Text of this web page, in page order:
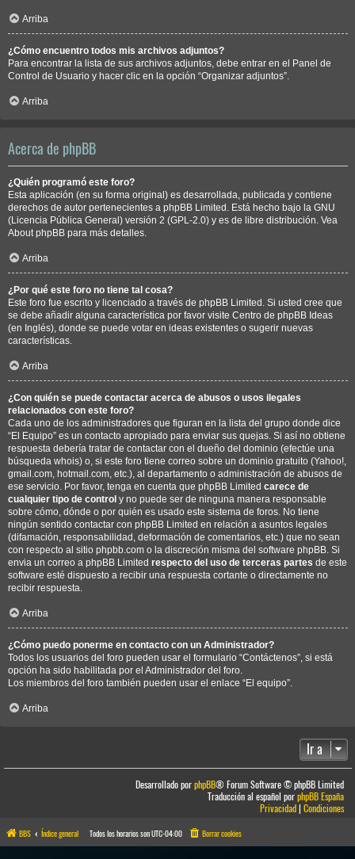
Arriba
¿Cómo encuentro todos mis archivos adjuntos?
Para encontrar la lista de sus archivos adjuntos, debe entrar en el Panel de
Control de Usuario y hacer clic en la opción “Organizar adjuntos”.
Arriba
Acerca de phpBB
¿Quién programó este foro?
Esta aplicación (en su forma original) es desarrollada, publicada y contiene
derechos de autor pertenecientes a phpBB Limited . Está hecho bajo la GNU
(Licencia Pública General) versión 2 (GPL-2.0) y es de libre distribución. Vea
About phpBB para más detalles.
Arriba
¿Por qué este foro no tiene tal cosa?
Este foro fue escrito y licenciado a través de phpBB Limited. Si usted cree que
se debe añadir alguna característica por favor visite Centro de phpBB Ideas
(en Inglés), donde se puede votar en ideas existentes o sugerir nuevas
características.
Arriba
¿Con quién se puede contactar acerca de abusos o usos ilegales
relacionados con este foro?
Cada uno de los administradores que figuran en la lista del grupo donde dice
“El Equipo” es un contacto apropiado para enviar sus quejas. Si así no obtiene
respuesta debería tratar de contactar con el dueño del dominio (efectúe una
búsqueda whois) o, si este foro tiene correo sobre un dominio gratuito (Yahoo!,
gmail.com, hotmail.com, etc.), al departamento o administración de abusos de
ese servicio. Por favor, tenga en cuenta que phpBB Limited carece de
cualquier tipo de control y no puede ser de ninguna manera responsable
sobre cómo, dónde o por quién es usado este sistema de foros. No tiene
ningún sentido contactar con phpBB Limited en relación a asuntos legales
(difamación, responsabilidad, deformación de comentarios, etc.) que no sean
con respecto al sitio phpbb.com o la discreción misma del software phpBB. Si
envia un correo a phpBB Limited respecto del uso de terceras partes de este
software esté dispuesto a recibir una respuesta cortante o directamente no
recibir respuesta.
Arriba
¿Cómo puedo ponerme en contacto con un Administrador?
Todos los usuarios del foro pueden usar el formulario “Contáctenos”, si está
opción ha sido habilitada por el Administrador del foro.
Los miembros del foro también pueden usar el enlace “El equipo”.
Arriba
Ir a
Desarrollado porphpBB® Forum Software © phpBB Limited
Traducción al español porphpBB España
Privacidad|Condiciones
BBS Índice general Todos los horarios sonUTC-04:00 Borrar cookies